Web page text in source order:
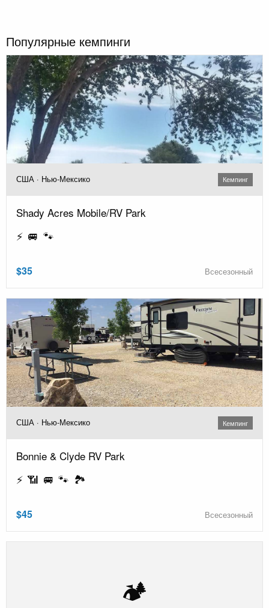
Популярные кемпинги
США · Нью-Мексико Кемпинг
Shady Acres Mobile/RV Park
⚡ 🚐 🐾
$35 Всесезонный
США · Нью-Мексико Кемпинг
Bonnie & Clyde RV Park
⚡ 📶 🚐 🐾 🏞️
$45 Всесезонный
🏕️